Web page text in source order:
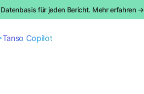
für jeden Bericht. Mehr erfahren →
Tanso Copilot